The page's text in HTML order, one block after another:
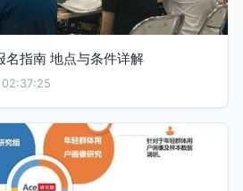
名指南 地点与条件详解